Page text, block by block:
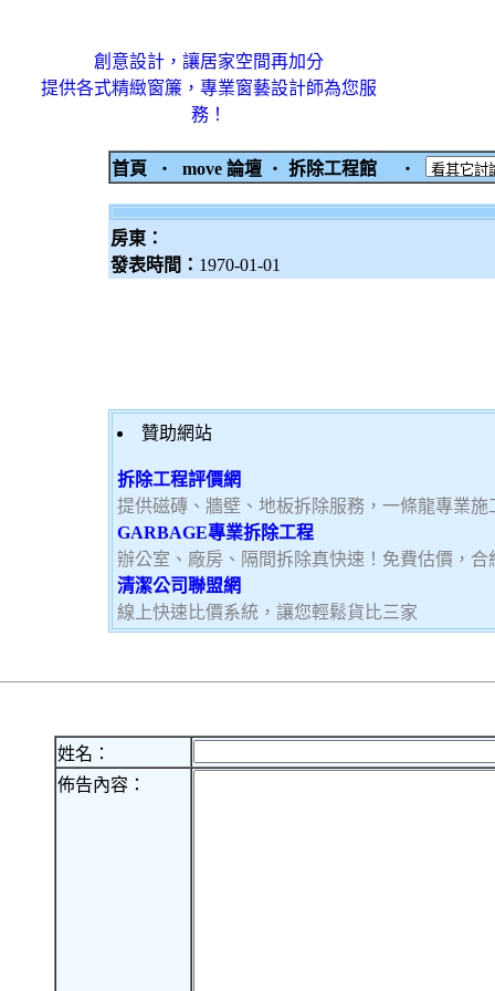
創意設計，讓居家空間再加分
提供各式精緻窗簾，專業窗藝設計師為您服
務！
首頁 ‧ move 論壇 ‧ 拆除工程館 ‧
房東：
發表時間： 1970-01-01
贊助網站
拆除工程評價網
提供磁磚、牆壁、地板拆除服務，一條龍專業
GARBAGE專業拆除工程
辦公室、廠房、隔間拆除真快速！免費估價，
清潔公司聯盟網
線上快速比價系統，讓您輕鬆貨比三家
姓名：
佈告內容：